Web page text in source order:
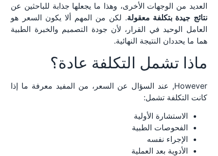
العديد من الوجهات الأخرى، وهذا ما يجعلها جذابة للباحثين عن
نتائج جيدة بتكلفة معقولة. لكن من المهم ألا يكون السعر هو
العامل الوحيد في القرار، لأن جودة التصميم والخبرة الطبية
هما ما يحددان النتيجة النهائية.
ماذا تشمل التكلفة عادة؟
However, عند السؤال عن السعر، من المفيد معرفة ما إذا
كانت التكلفة تشمل:
الاستشارة الأولية
الفحوصات الطبية
الإجراء نفسه
الأدوية بعد العملية